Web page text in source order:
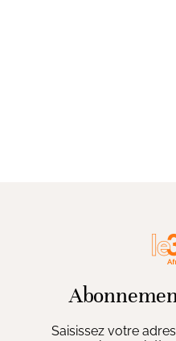
Saisissez votre